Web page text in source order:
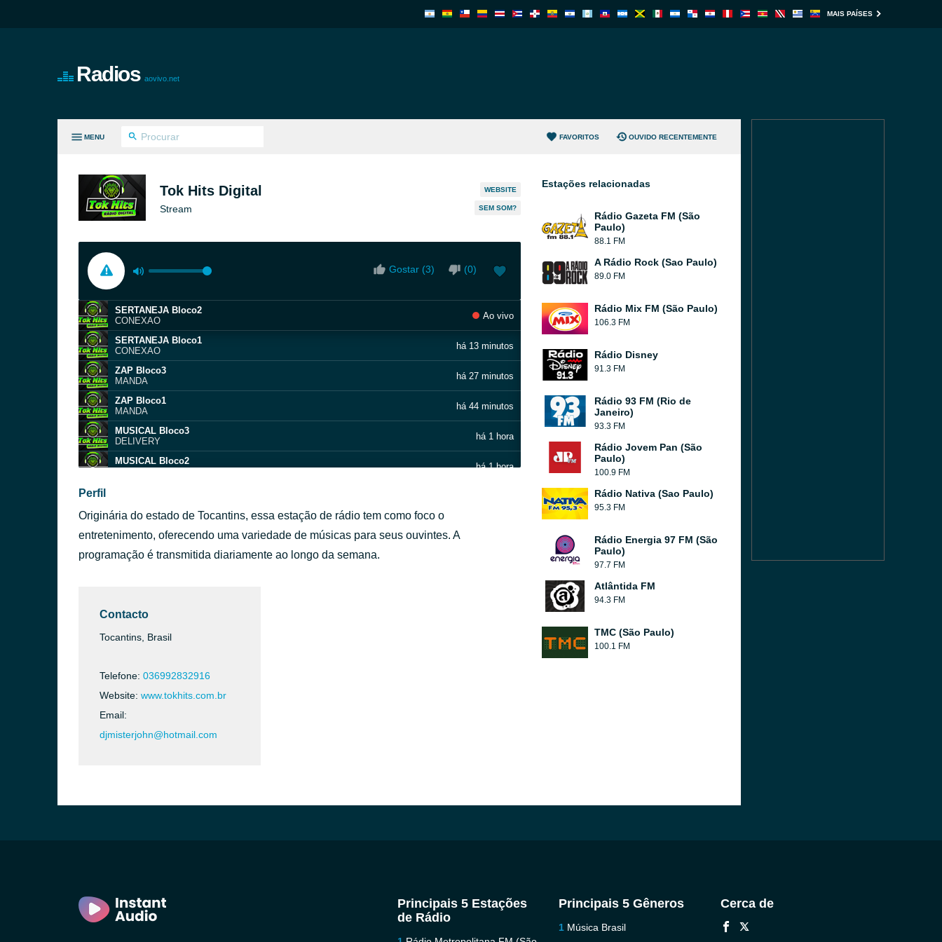
MAIS PAÍSES
Radios aovivo.net
MENU FAVORITOS OUVIDO RECENTEMENTE
Tok Hits Digital
Stream
WEBSITE
SEM SOM?
Gostar (3) (0)
SERTANEJA Bloco2
CONEXAO
Ao vivo
SERTANEJA Bloco1
CONEXAO
há 13 minutos
ZAP Bloco3
MANDA
há 27 minutos
ZAP Bloco1
MANDA
há 44 minutos
MUSICAL Bloco3
DELIVERY
há 1 hora
MUSICAL Bloco2
há 1 hora
MUSICAL Bloco3
DELIVERY
MUSICAL Bloco2
DELIVERY
Perfil
Originária do estado de Tocantins, essa estação de rádio tem como foco o
entretenimento, oferecendo uma variedade de músicas para seus ouvintes. A
programação é transmitida diariamente ao longo da semana.
Contacto
Tocantins, Brasil
Telefone: 036992832916
Website: www.tokhits.com.br
Email:
djmisterjohn@hotmail.com
Estações relacionadas
Rádio Gazeta FM (São
Paulo)
88.1 FM
A Rádio Rock (Sao Paulo)
89.0 FM
Rádio Mix FM (São Paulo)
106.3 FM
Rádio Disney
91.3 FM
Rádio 93 FM (Rio de
Janeiro)
93.3 FM
Rádio Jovem Pan (São
Paulo)
100.9 FM
Rádio Nativa (Sao Paulo)
95.3 FM
Rádio Energia 97 FM (São
Paulo)
97.7 FM
Atlântida FM
94.3 FM
TMC (São Paulo)
100.1 FM
Principais 5 Estações
de Rádio
Principais 5 Gêneros
Música Brasil
Cerca de